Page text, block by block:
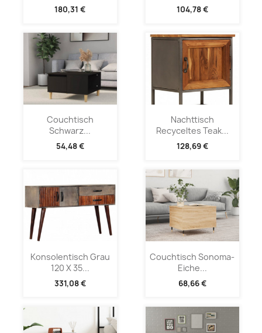
180,31 € 104,78 €
Couchtisch
Schwarz...
54,48 €
Nachttisch
Recyceltes Teak...
128,69 €
Konsolentisch Grau
120 X 35...
331,08 €
Couchtisch Sonoma-
Eiche...
68,66 €